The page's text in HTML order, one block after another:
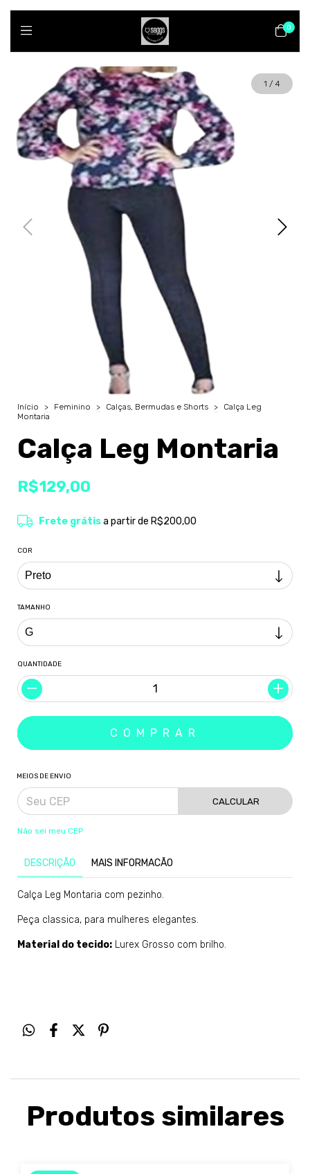
0
1 / 4
Início > Feminino > Calças, Bermudas e Shorts >
Calça Leg
Montaria
Calça Leg Montaria
R$129,00
Frete grátisa partir de R$200,00
COR
TAMANHO
QUANTIDADE
MEIOS DE ENVIO
CALCULAR
Não sei meu CEP
DESCRIÇÃO MAIS INFORMACÃO
Calça Leg Montaria com pezinho.
Peça classica, para mulheres elegantes.
Material do tecido: Lurex Grosso com brilho.
Produtos similares